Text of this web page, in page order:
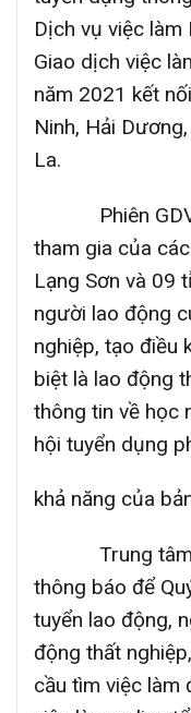
Dịch vụ việc
Giao dịch việc
năm 2021 kết
Ninh, Hải
La.
Phiên GDVL
tham gia của
Lạng Sơn và 09
người lao động
nghiệp, tạo điều
biệt là lao động
thông tin về học
hội tuyển dụng
khả năng của
Trung tâm
thông báo để
tuyển lao động,
động thất
cầu tìm việc làm